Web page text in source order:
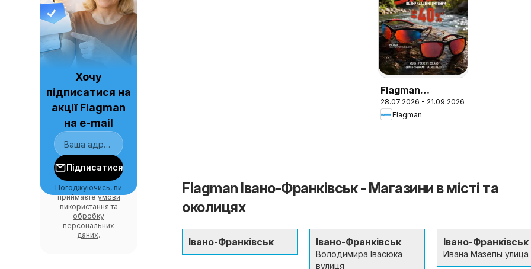
Flagman
Поточний
каталог
28.07.2026 - 21.09.2026
Flagman
Flagman Івано-Франківськ - Магазини в місті та
околицях
Івано-Франківськ Івано-Франківськ
Володимира Івасюка
вулиця
Івано-Франківськ
Ивана Мазепы улица
Хочу
підписатися на
акції Flagman
на e-mail
Підписатися
Погоджуючись, ви
приймаєтеумови
використання та
обробку
персональних
даних.